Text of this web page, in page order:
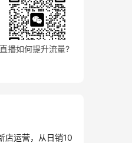
直播如何提升流量?
店运营，从日销10